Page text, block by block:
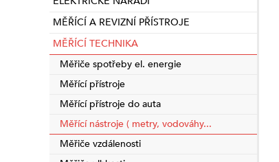
MĚŘÍCÍ A REVIZNÍ PŘÍSTROJE
MĚŘÍCÍ TECHNIKA
Měřiče spotřeby el. energie
Měřící přístroje
Měřící přístroje do auta
Měřící nástroje ( metry, vodováhy...
Měřiče vzdálenosti